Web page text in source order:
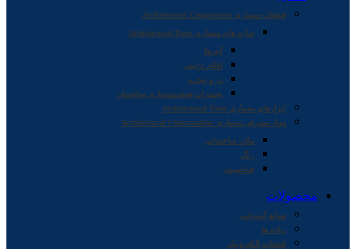
قطعات معماری Architectural Components
سازه های معماری Architectural Parts
آجرها
اقلام تزئینی
در و پنجره
تجهیزات هوشمندسازی ساختمان
ابزارهای معماری Architectural Tools
مواد مصرفی معماری Architectural Consumables
ملات ساختمانی
رنگ
فنداسیون
محصولات
صنایع آموزشی
ربات ها
قطعات الکترونیک